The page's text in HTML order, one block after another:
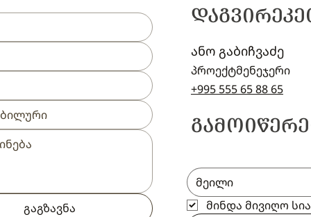
გაგზავნა
ანო გაბიჩვაძე
პროექტმენეჯერი
+995 555 65 88 65
მინდა მივიღო